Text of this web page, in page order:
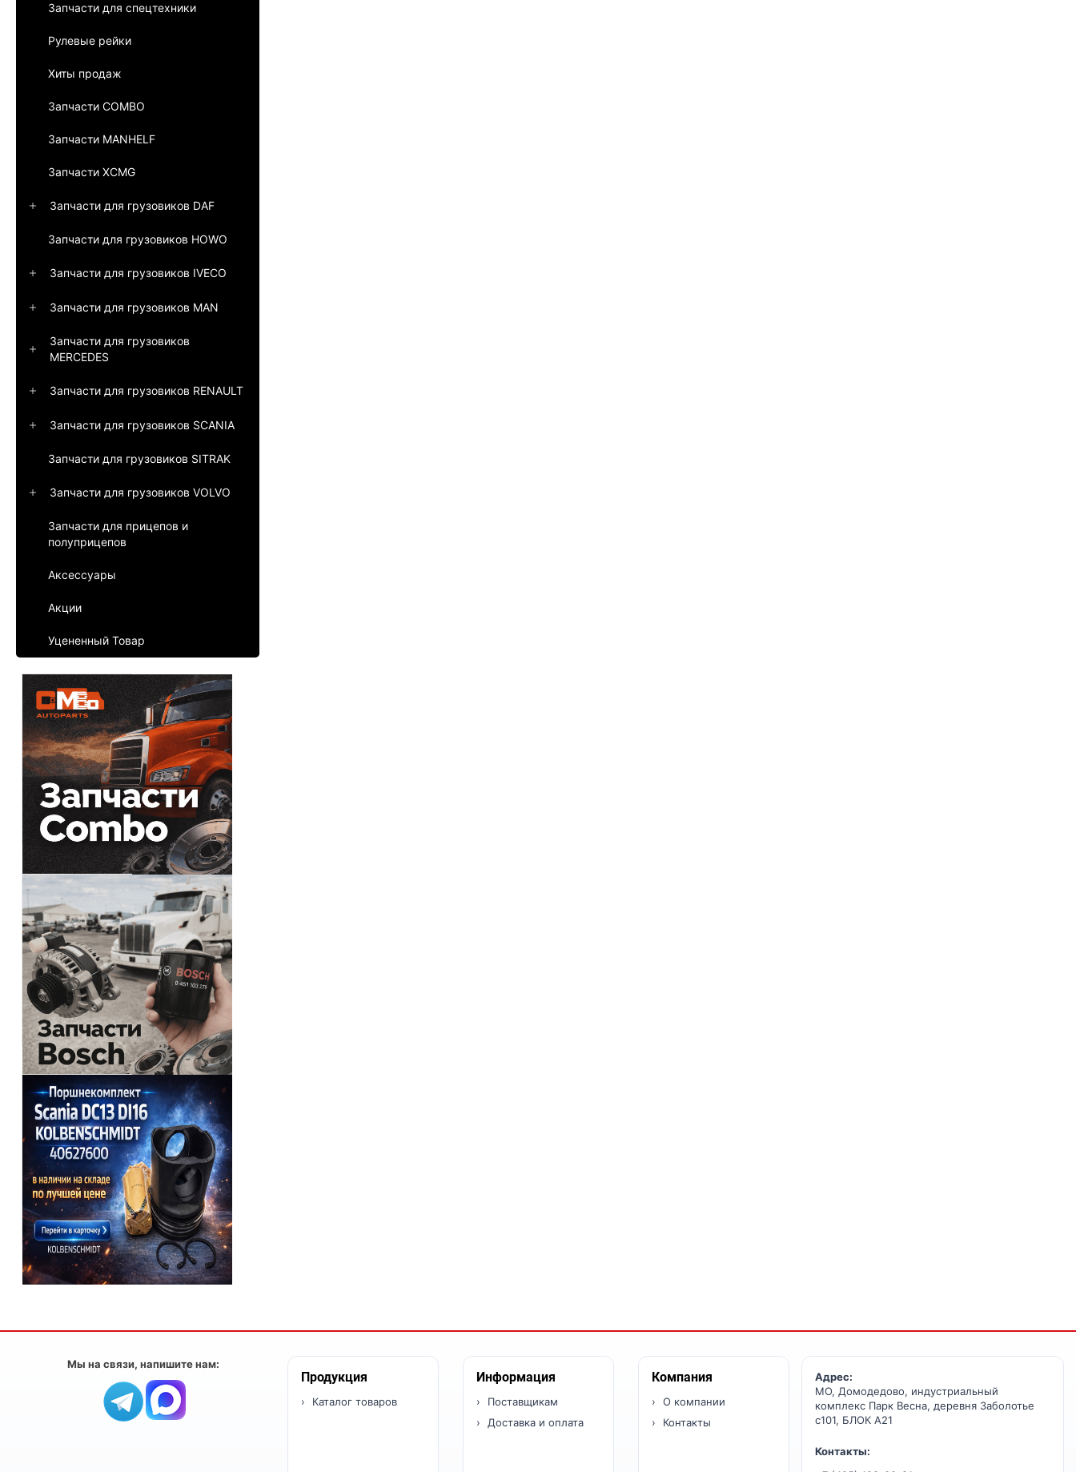
Запчасти для спецтехники
Рулевые рейки
Хиты продаж
Запчасти COMBO
Запчасти MANHELF
Запчасти XCMG
Запчасти для грузовиков DAF
Запчасти для грузовиков HOWO
Запчасти для грузовиков IVECO
Запчасти для грузовиков MAN
Запчасти для грузовиков
MERCEDES
Запчасти для грузовиков RENAULT
Запчасти для грузовиков SCANIA
Запчасти для грузовиков SITRAK
Запчасти для грузовиков VOLVO
Запчасти для прицепов и
полуприцепов
Аксессуары
Акции
Уцененный Товар
Мы на связи, напишите нам:
Продукция
Каталог товаров
Информация
Поставщикам
Доставка и оплата
Компания
О компании
Контакты
Адрес:
МО, Домодедово, индустриальный
комплекс Парк Весна, деревня Заболотье
с101, БЛОК А21
Контакты: